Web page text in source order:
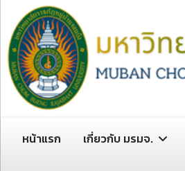
หน้าแรก เกี่ยวกับ มรมจ.